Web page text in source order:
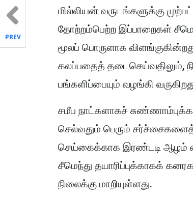
மில்லியன் வருடங்களுக்கு
தோற்றம்பெற்ற இப்பாறைகள்
மூலப் பொருளாக
கலப்பதைத் தடைசெய்வதிலும்,
பங்களிப்பையும் வழங்கி
சமீப நாட்களாகச்
செல்வதும் பெரும்
செய்கைக்காக இரண்டடி ஆழம்
சீமெந்து தயாரிப்புக்காகக்
நிலைக்கு மாறியுள்ளது.
PREV